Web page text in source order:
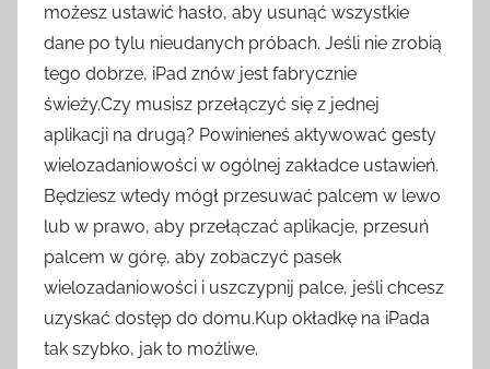
możesz ustawić hasło, aby usunąć wszystkie
dane po tylu nieudanych próbach. Jeśli nie zrobią
tego dobrze, iPad znów jest fabrycznie
świeży.Czy musisz przełączyć się z jednej
aplikacji na drugą? Powinieneś aktywować gesty
wielozadaniowości w ogólnej zakładce ustawień.
Będziesz wtedy mógł przesuwać palcem w lewo
lub w prawo, aby przełączać aplikacje, przesuń
palcem w górę, aby zobaczyć pasek
wielozadaniowości i uszczypnij palce, jeśli chcesz
uzyskać dostęp do domu.Kup okładkę na iPada
tak szybko, jak to możliwe.